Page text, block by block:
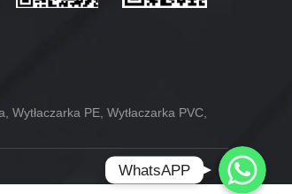
Wytłaczarka PE, Wytłaczarka PVC,
Whatsapp
WhatsAPP